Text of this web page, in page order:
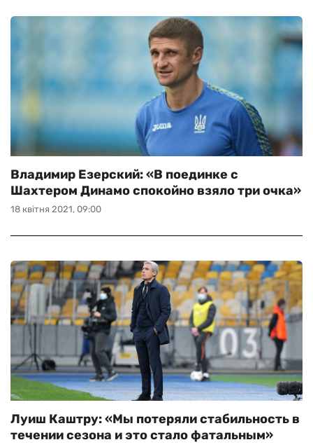
18 квітня 2021, 09:00
Владимир Езерский: «В поединке с
Шахтером Динамо спокойно взяло три очка»
Луиш Каштру: «Мы потеряли стабильность в
течении сезона и это стало фатальным»